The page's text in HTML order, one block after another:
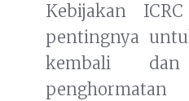
Kebijakan
pentingnya
kembali dan